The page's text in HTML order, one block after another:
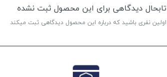
تابحال دیدگاهی برای این محصول ثبت نشده
اولین نفری باشید که درباره این محصول دیدگاهی ثبت میکند